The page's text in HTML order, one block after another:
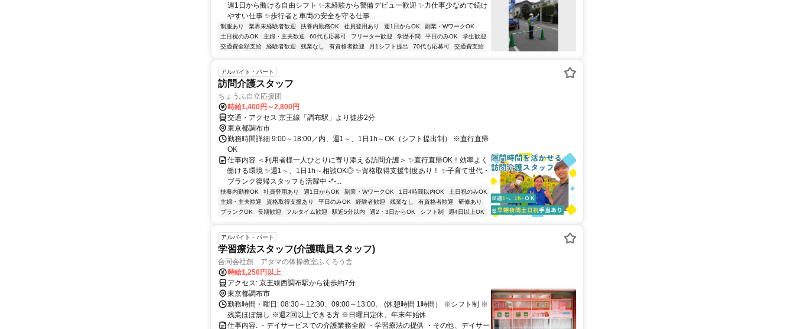
週1日から働ける自由シフト ✨未経験から警備デビュー歓迎 ✨力仕事少なめで続け
やすい仕事 ✨歩行者と車両の安全を守る仕事...
制服あり 業界未経験者歓迎 扶養内勤務OK 社員登用あり 週1日からOK
副業・WワークOK
土日祝のみOK
主婦・主夫歓迎 60代も応募可 フリーター歓迎 学歴不問 平日のみOK
学生歓迎
交通費全額支給
経験者歓迎 残業なし 有資格者歓迎 月1シフト提出 70代も応募可 交通費支給
アルバイト・パート
訪問介護スタッフ
ちょうふ自立応援団
時給1,400円～2,800円
交通・アクセス 京王線「調布駅」より徒歩2分
東京都調布市
勤務時間詳細 9:00～18:00／内、週1～、1日1h～OK（シフト提出制） ※直行直帰
OK
仕事内容 ＜利用者様一人ひとりに寄り添える訪問介護＞ ✨直行直帰OK！効率よく
働ける環境 ✨週1～、1日1h～相談OK◎ ✨資格取得支援制度あり！ ✨子育て世代・
ブランク復帰スタッフも活躍中 -*-...
扶養内勤務OK 社員登用あり 週1日からOK 副業・WワークOK 1日4時間以内OK
土日祝のみOK
主婦・主夫歓迎
資格取得支援あり 平日のみOK 経験者歓迎 残業なし 有資格者歓迎
研修あり
ブランクOK
長期歓迎 フルタイム歓迎 駅近5分以内 週2・3日からOK シフト制 週4日以上OK
アルバイト・パート
学習療法スタッフ(介護職員スタッフ)
合同会社創 アタマの体操教室ふくろう舎
時給1,250円以上
アクセス: 京王線西調布駅から徒歩約7分
東京都調布市
勤務時間・曜日: 08:30～12:30、09:00～13:00、 (休憩時間 1時間） ※シフト制 ※
残業ほぼ無し ※週2回以上できる方 ※日曜日定休、年末年始休
仕事内容: ・デイサービスでの介護業務全般 ・学習療法の提供 ・その他、デイサー